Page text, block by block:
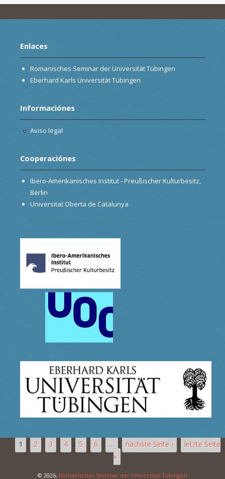
Enlaces
Romanisches Seminar der Universität Tübingen
Eberhard Karls Universität Tübingen
Informaciónes
Aviso legal
Cooperaciónes
Ibero-Amerikanisches Institut - Preußischer Kulturbesitz,
Berlin
Universitat Oberta de Catalunya
1 2 3 4 5 6 … nächste Seite ›
letzte Seite
»
© 2026, Romanisches Seminar der Universität Tübingen